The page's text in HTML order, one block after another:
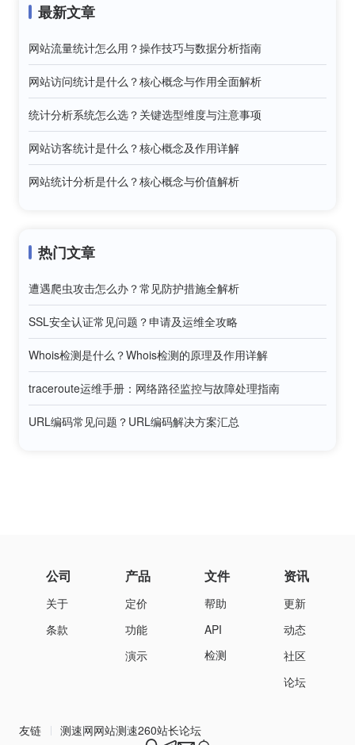
最新文章
网站流量统计怎么用？操作技巧与数据分析指南
网站访问统计是什么？核心概念与作用全面解析
统计分析系统怎么选？关键选型维度与注意事项
网站访客统计是什么？核心概念及作用详解
网站统计分析是什么？核心概念与价值解析
热门文章
遭遇爬虫攻击怎么办？常见防护措施全解析
SSL安全认证常见问题？申请及运维全攻略
Whois检测是什么？Whois检测的原理及作用详解
traceroute运维手册：网络路径监控与故障处理指南
URL编码常见问题？URL编码解决方案汇总
公司
关于
条款
产品
定价
功能
演示
文件
帮助
API
检测
资讯
更新
动态
社区
论坛
友链 测速网网站测速260站长论坛